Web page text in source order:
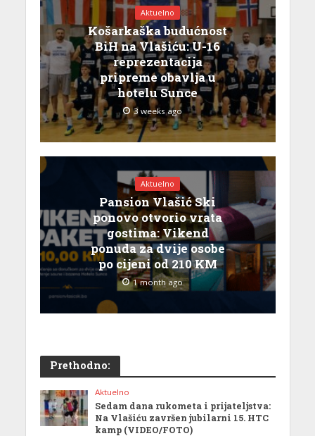
Aktuelno
Košarkaška budućnost
BiH na Vlašiću: U-16
reprezentacija
pripreme obavlja u
hotelu Sunce
3 weeks ago
Aktuelno
Pansion Vlašić Ski
ponovo otvorio vrata
gostima: Vikend
ponuda za dvije osobe
po cijeni od 210 KM
1 month ago
Prethodno:
Aktuelno
Sedam dana rukometa i prijateljstva:
Na Vlašiću završen jubilarni 15. HTC
kamp (VIDEO/FOTO)